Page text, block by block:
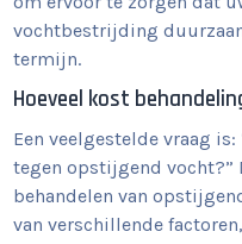
vochtbestrijding
termijn.
Hoeveel kost
Een veelgestelde vraag
tegen opstijgend vocht?”
behandelen van
van verschillende